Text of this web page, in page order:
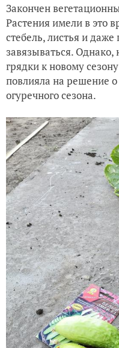
Закончен
Растения имели в это
стебель, листья и
завязываться. Однако,
грядки к новому
повлияла на решение
огуречного сезона.